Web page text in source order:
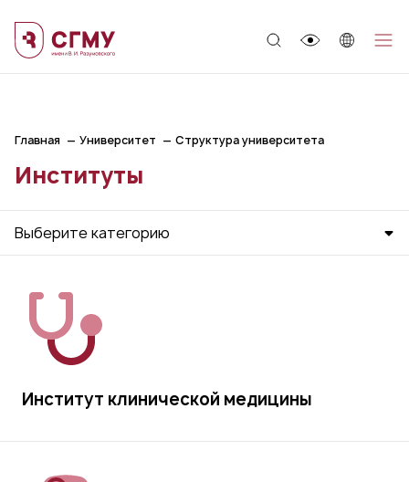
Главная Университет Структура университета
Институты
Выберите категорию
Институт клинической медицины